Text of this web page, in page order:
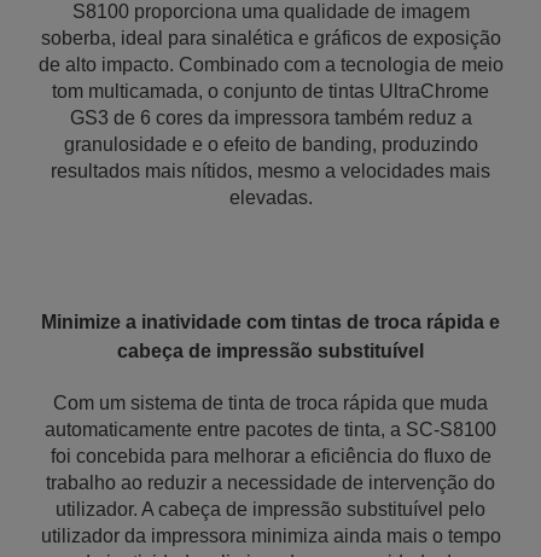
S8100 proporciona uma qualidade de imagem
soberba, ideal para sinalética e gráficos de exposição
de alto impacto. Combinado com a tecnologia de meio
tom multicamada, o conjunto de tintas UltraChrome
GS3 de 6 cores da impressora também reduz a
granulosidade e o efeito de banding, produzindo
resultados mais nítidos, mesmo a velocidades mais
elevadas.
Minimize a inatividade com tintas de troca rápida e
cabeça de impressão substituível
Com um sistema de tinta de troca rápida que muda
automaticamente entre pacotes de tinta, a SC-S8100
foi concebida para melhorar a eficiência do fluxo de
trabalho ao reduzir a necessidade de intervenção do
utilizador. A cabeça de impressão substituível pelo
utilizador da impressora minimiza ainda mais o tempo